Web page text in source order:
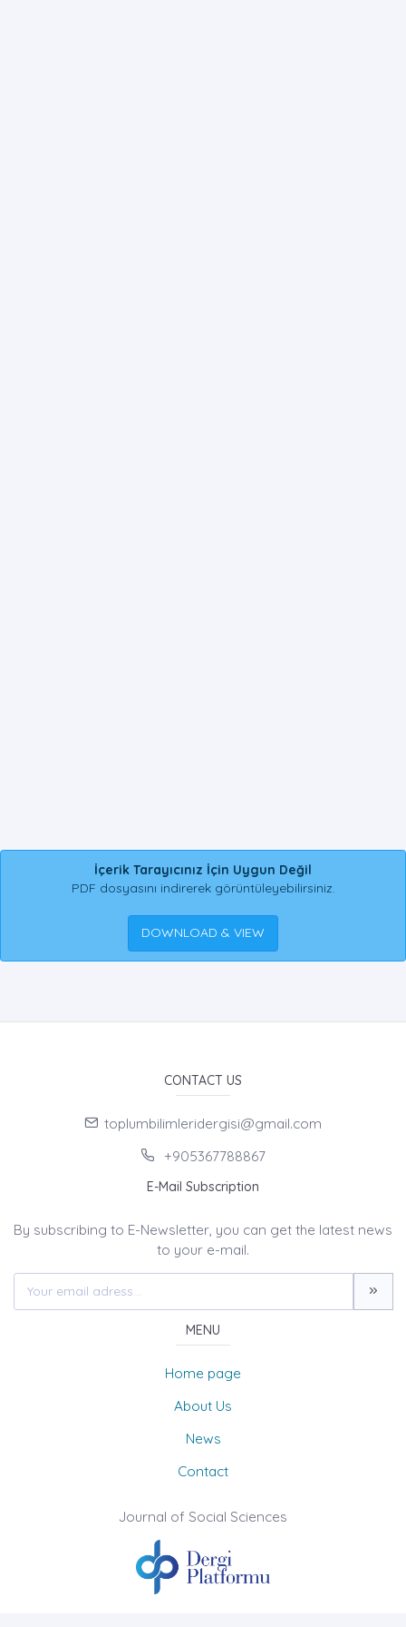
İçerik Tarayıcınız İçin Uygun Değil
PDF dosyasını indirerek görüntüleyebilirsiniz.
DOWNLOAD & VIEW
CONTACT US
toplumbilimleridergisi@gmail.com
+905367788867
E-Mail Subscription
By subscribing to E-Newsletter, you can get the latest news
to your e-mail.
MENU
Home page
About Us
News
Contact
Journal of Social Sciences